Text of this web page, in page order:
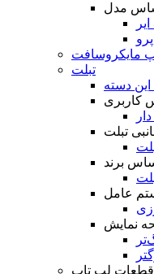
مدل
مایکروسافت
تبلت
دسته
کاربری
تبلت
برند
عامل
نمایش
قطعات لپ تاپ